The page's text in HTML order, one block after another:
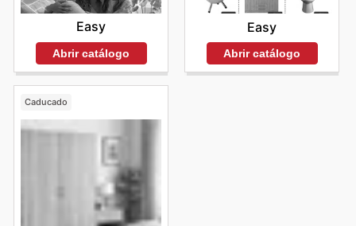
Easy
Abrir catálogo
Easy
Abrir catálogo
Caducado